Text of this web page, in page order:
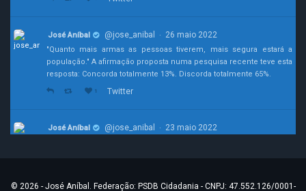
José Aníbal @jose_anibal · 26 maio 2022
"Quanto mais armas as pessoas tiverem, mais segura estará a
população." A afirmação proposta numa pesquisa recente teve esta
resposta: Concorda totalmente 13%. Discorda totalmente 65%.
1 Twitter
José Aníbal @jose_anibal · 23 maio 2022
© 2026 - José Aníbal. Federação: PSDB Cidadania - CNPJ: 47.552.126/0001-